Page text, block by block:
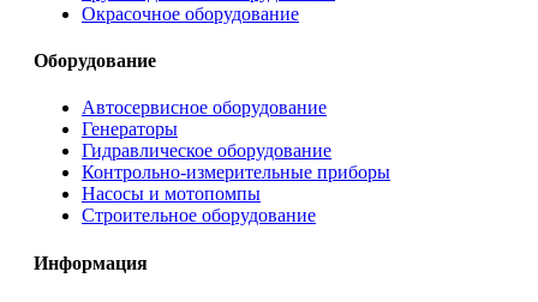
Окрасочное оборудование
Оборудование
Автосервисное оборудование
Генераторы
Гидравлическое оборудование
Контрольно-измерительные приборы
Насосы и мотопомпы
Строительное оборудование
Информация